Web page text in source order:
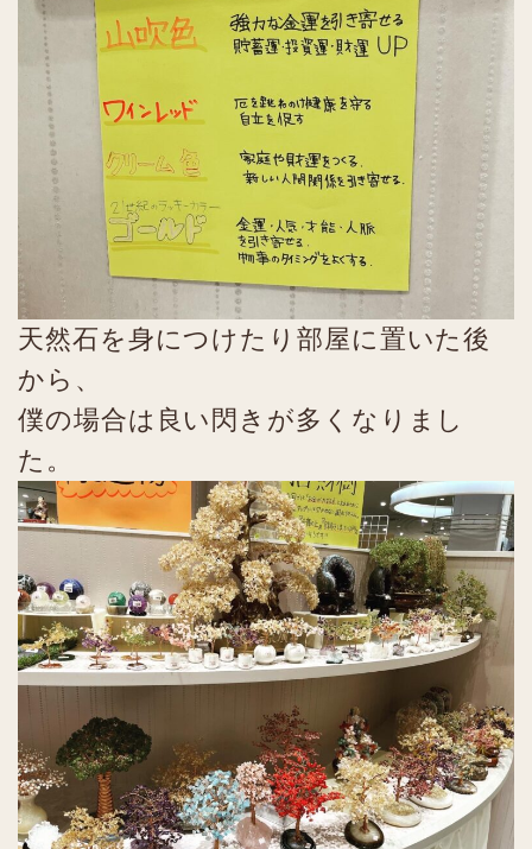
天然石を身につけたり部屋に置いた後
から、
僕の場合は良い閃きが多くなりまし
た。